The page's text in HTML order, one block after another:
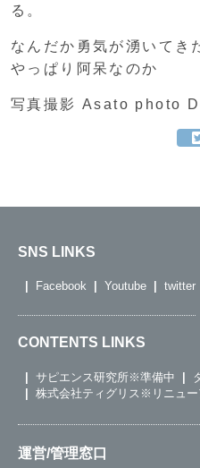
る。
なんだか勇気が湧いてき
やっぱり阿呆なのか
写真撮影 Asato photo
SNS LINKS
Facebook Youtube twitter
CONTENTS LINKS
サピエンス研究所※準備中
株式会社ティグリス※リニュー
運営/管理窓口